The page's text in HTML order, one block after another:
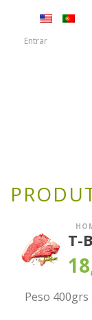
Entrar
T-
Peso 400grs